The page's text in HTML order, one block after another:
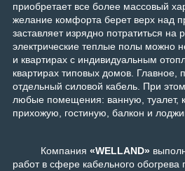
приобретает все более массовый
желание комфорта берет верх над
заставляет изрядно потратиться на
электрические теплые полы можно
и квартирах с индивидуальным
квартирах типовых домов. Главное,
отдельный силовой кабель. При
любые помещения: ванную, туалет,
прихожую, гостиную, балкон и
Компания «WELLAND»
работ в сфере кабельного